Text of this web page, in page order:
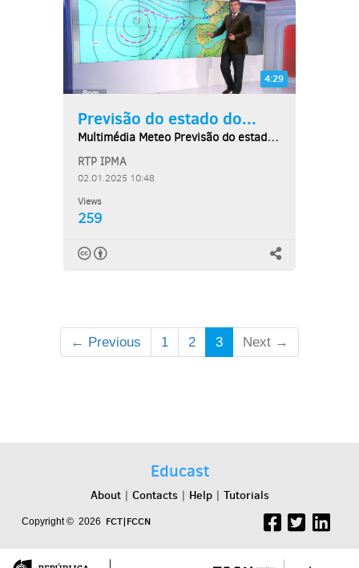
4:29
Previsão do estado do...
Multimédia Meteo Previsão do estado do tempo,...
RTP IPMA
02.01.2025 10:48
Views
259
← Previous 1 2 3 Next →
Educast
About| Contacts| Help| Tutorials
Copyright © 2026 FCT|FCCN